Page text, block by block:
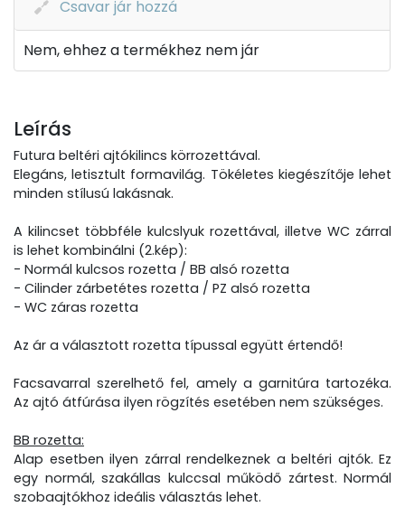
Csavar jár hozzá
Nem, ehhez a termékhez nem jár
Leírás
Futura beltéri ajtókilincs körrozettával.
Elegáns, letisztult formavilág. Tökéletes kiegészítője lehet
minden stílusú lakásnak.
A kilincset többféle kulcslyuk rozettával, illetve WC zárral
is lehet kombinálni (2.kép):
- Normál kulcsos rozetta / BB alsó rozetta
- Cilinder zárbetétes rozetta / PZ alsó rozetta
- WC záras rozetta
Az ár a választott rozetta típussal együtt értendő!
Facsavarral szerelhető fel, amely a garnitúra tartozéka.
Az ajtó átfúrása ilyen rögzítés esetében nem szükséges.
BB rozetta:
Alap esetben ilyen zárral rendelkeznek a beltéri ajtók. Ez
egy normál, szakállas kulccsal működő zártest. Normál
szobaajtókhoz ideális választás lehet.